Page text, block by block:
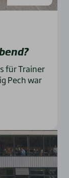
für Trainer
Pech war